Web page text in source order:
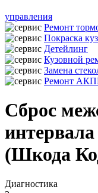
управления
Ремонт
Покраска
Детейлинг
Кузовной
Замена
Ремонт
Сброс
(Шкода
Диагностика